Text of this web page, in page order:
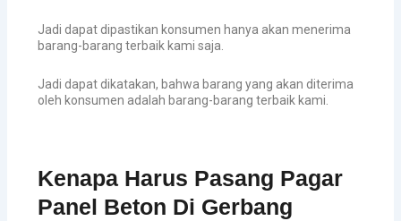
Jadi dapat dipastikan konsumen hanya akan menerima
barang-barang terbaik kami saja.
Jadi dapat dikatakan, bahwa barang yang akan diterima
oleh konsumen adalah barang-barang terbaik kami.
Kenapa Harus Pasang Pagar
Panel Beton Di Gerbang